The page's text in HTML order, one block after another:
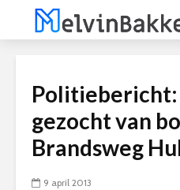
gezocht van
Brandsweg
9 april 2013